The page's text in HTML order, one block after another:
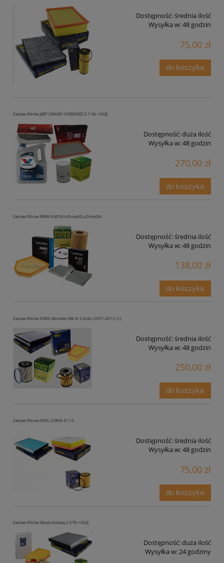
Dostępność:średnia ilość
Wysyłka w:48 godzin
75,00 zł
do koszyka
Zestaw filtrów JEEP GRAND CHEROKEE 3.7 V6 +OLEJ
Dostępność:duża ilość
Wysyłka w:48 godzin
270,00 zł
do koszyka
Zestaw filtrów BMW X4(F26) xDrive20i,xDrive28i
Dostępność:średnia ilość
Wysyłka w:48 godzin
138,00 zł
do koszyka
Zestaw filtrów FORD Mondeo MK IV 2.0tdci 2007-2012 (1)
Dostępność:średnia ilość
Wysyłka w:48 godzin
250,00 zł
do koszyka
Zestaw filtrow OPEL CORSA D 1.0
Dostępność:średnia ilość
Wysyłka w:48 godzin
75,00 zł
do koszyka
Zestaw filtrów Skoda Kodiaq 2.0TSI +OLEJ
Dostępność:duża ilość
Wysyłka w:24 godziny